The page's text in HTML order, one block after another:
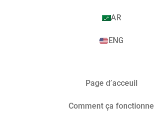
AR
ENG
Page d’acceuil
Comment ça fonctionne